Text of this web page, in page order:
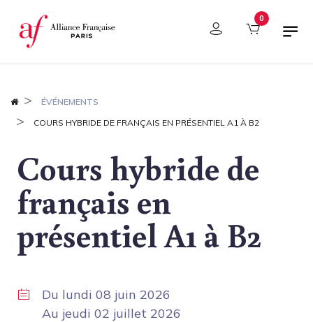
Panneau de gestion des cookies 0
ÉVÉNEMENTS
COURS HYBRIDE DE FRANÇAIS EN PRÉSENTIEL A1 À B2
Cours hybride de
français en
présentiel A1 à B2
Du lundi 08 juin 2026
Au jeudi 02 juillet 2026